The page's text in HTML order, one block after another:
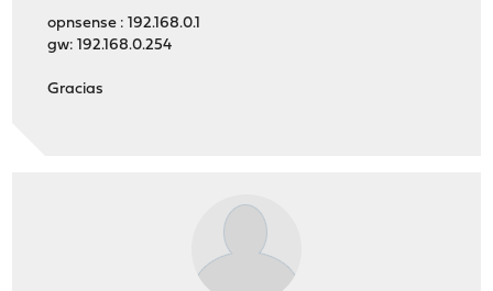
opnsense : 192.168.0.1
gw: 192.168.0.254
Gracias